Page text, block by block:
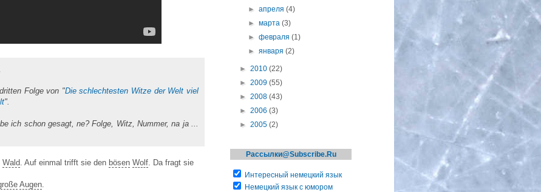
Folge von "Die schlechtesten Witze der Welt viel
".
ich schon gesagt, ne? Folge, Witz, Nummer, na ja ...
Wald. Auf einmal trifft sie den bösen Wolf. Da fragt sie
Augen.
►апреля(4)
►марта(3)
►февраля(1)
►января(2)
► 2010 (22)
► 2009 (55)
► 2008 (43)
► 2006 (3)
► 2005 (2)
Рассылки@Subscribe.Ru
Интересный немецкий язык
Немецкий язык с юмором